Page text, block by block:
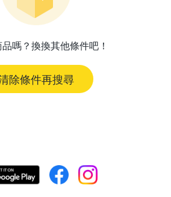
嗎？換換其他條件吧！
除條件再搜尋